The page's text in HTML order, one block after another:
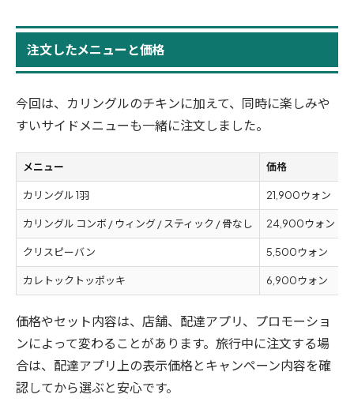
注文したメニューと価格
今回は、カリングルのチキンに加えて、同時に楽しみや
すいサイドメニューも一緒に注文しました。
メニュー 価格
カリングル 1羽 21,900ウォン
カリングル コンボ / ウィング / スティック / 骨なし 24,900ウォン
クリスピーバン 5,500ウォン
カレトックトッポッキ 6,900ウォン
価格やセット内容は、店舗、配達アプリ、プロモーショ
ンによって変わることがあります。旅行中に注文する場
合は、配達アプリ上の表示価格とキャンペーン内容を確
認してから選ぶと安心です。